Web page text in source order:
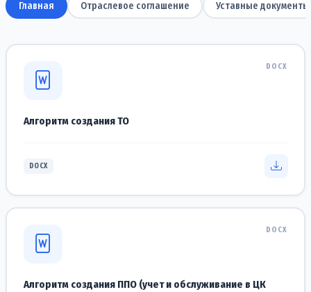
Главная Отраслевое соглашение Уставные документы
DOCX
Алгоритм создания ТО
DOCX
DOCX
Алгоритм создания ППО (учет и обслуживание в ЦК